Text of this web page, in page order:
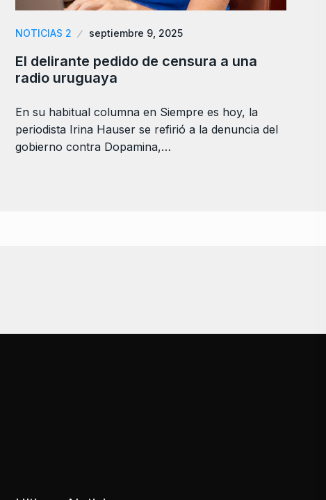
NOTICIAS 2 septiembre 9, 2025
El delirante pedido de censura a una
radio uruguaya
En su habitual columna en Siempre es hoy, la
periodista Irina Hauser se refirió a la denuncia del
gobierno contra Dopamina,…